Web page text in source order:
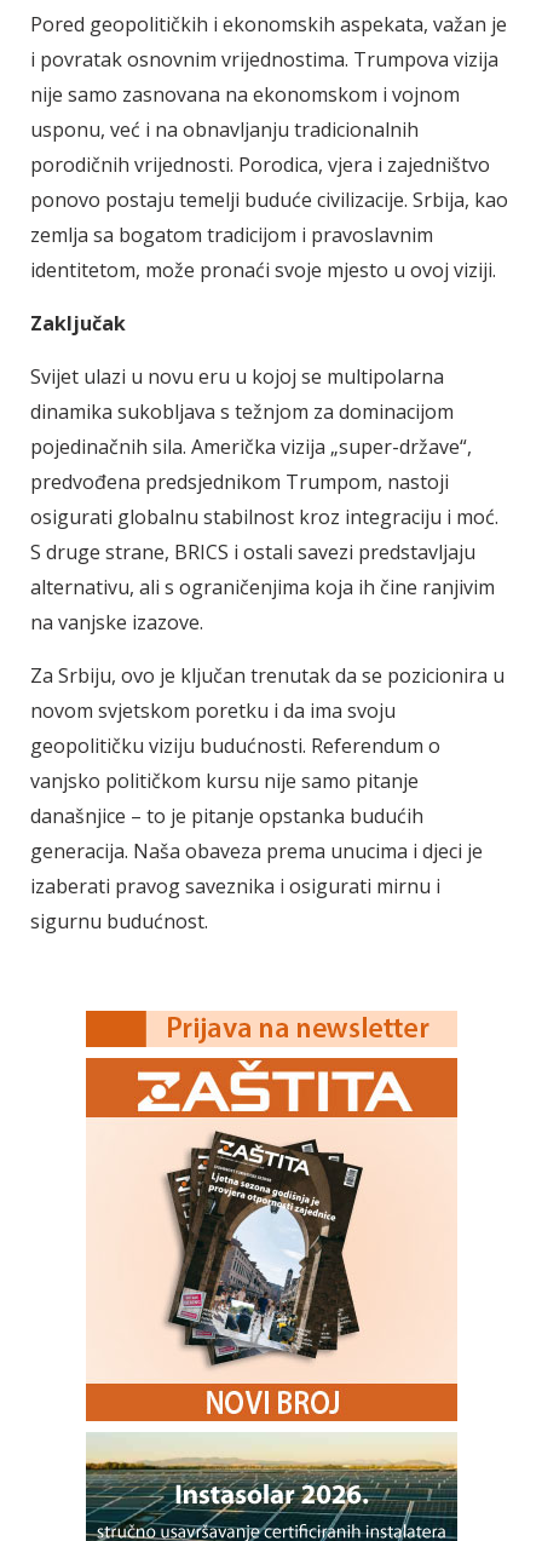
Pored geopolitičkih i ekonomskih aspekata, važan je
i povratak osnovnim vrijednostima. Trumpova vizija
nije samo zasnovana na ekonomskom i vojnom
usponu, već i na obnavljanju tradicionalnih
porodičnih vrijednosti. Porodica, vjera i zajedništvo
ponovo postaju temelji buduće civilizacije. Srbija, kao
zemlja sa bogatom tradicijom i pravoslavnim
identitetom, može pronaći svoje mjesto u ovoj viziji.
Zaključak
Svijet ulazi u novu eru u kojoj se multipolarna
dinamika sukobljava s težnjom za dominacijom
pojedinačnih sila. Američka vizija „super-države“,
predvođena predsjednikom Trumpom, nastoji
osigurati globalnu stabilnost kroz integraciju i moć.
S druge strane, BRICS i ostali savezi predstavljaju
alternativu, ali s ograničenjima koja ih čine ranjivim
na vanjske izazove.
Za Srbiju, ovo je ključan trenutak da se pozicionira u
novom svjetskom poretku i da ima svoju
geopolitičku viziju budućnosti. Referendum o
vanjsko političkom kursu nije samo pitanje
današnjice – to je pitanje opstanka budućih
generacija. Naša obaveza prema unucima i djeci je
izaberati pravog saveznika i osigurati mirnu i
sigurnu budućnost.